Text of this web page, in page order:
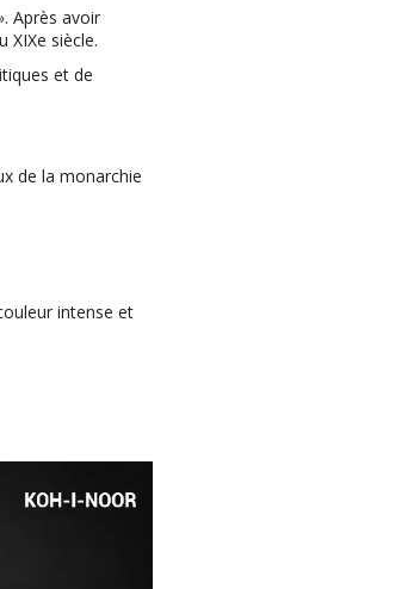
Après avoir
siècle.
et de
de la monarchie
intense et